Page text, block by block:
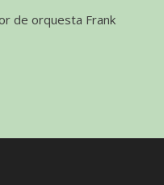
de orquesta Frank